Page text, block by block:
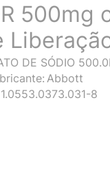
500mg
DE SÓDIO
Abbott
1.0553.0373.031-8